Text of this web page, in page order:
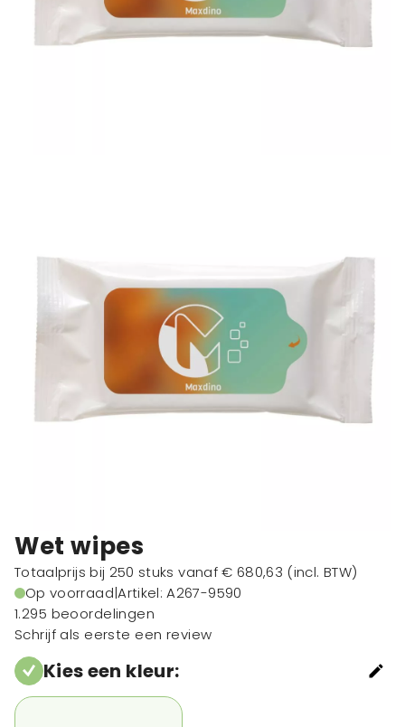
Wet wipes
Totaalprijs bij 250 stuks vanaf€ 680,63 (incl. BTW)
Op voorraad|Artikel: A267-9590
1.295 beoordelingen
Schrijf als eerste een review
Kies een kleur: